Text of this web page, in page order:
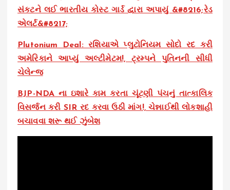
સંકટને લઈ ભારતીય કોસ્ટ ગાર્ડ દ્વારા અપાયું &#8216;રેડ
એલર્ટ&#8217;
Plutonium Deal: રશિયાએ પ્લુટોનિયમ સોદો રદ કરી
અમેરિકાને આપ્યું અલ્ટીમેટમ!, ટ્રમ્પને પુતિનની સીધી
ચેલેન્જ
BJP-NDA ના ઇશારે કામ કરતા ચૂંટણી પંચનું તાત્કાલિક
વિસર્જન કરી SIR રદ કરવા ઉઠી માંગ!, ચેન્નાઈથી લોકશાહી
બચાવવા શરૂ થઈ ઝુંબેશ